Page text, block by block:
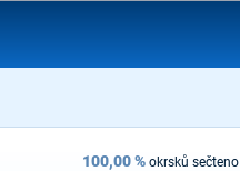
100,00% okrsků sečteno